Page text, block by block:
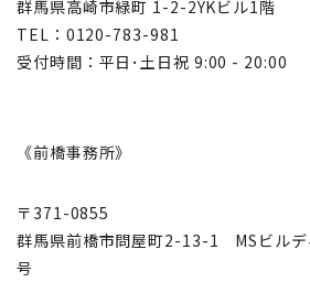
群馬県高崎市緑町 1-2-2YKビル1階
TEL：0120-783-981
受付時間：平日･土日祝 9:00 - 20:00
《前橋事務所》
〒371-0855
群馬県前橋市問屋町2-13-1 MSビルデ
号